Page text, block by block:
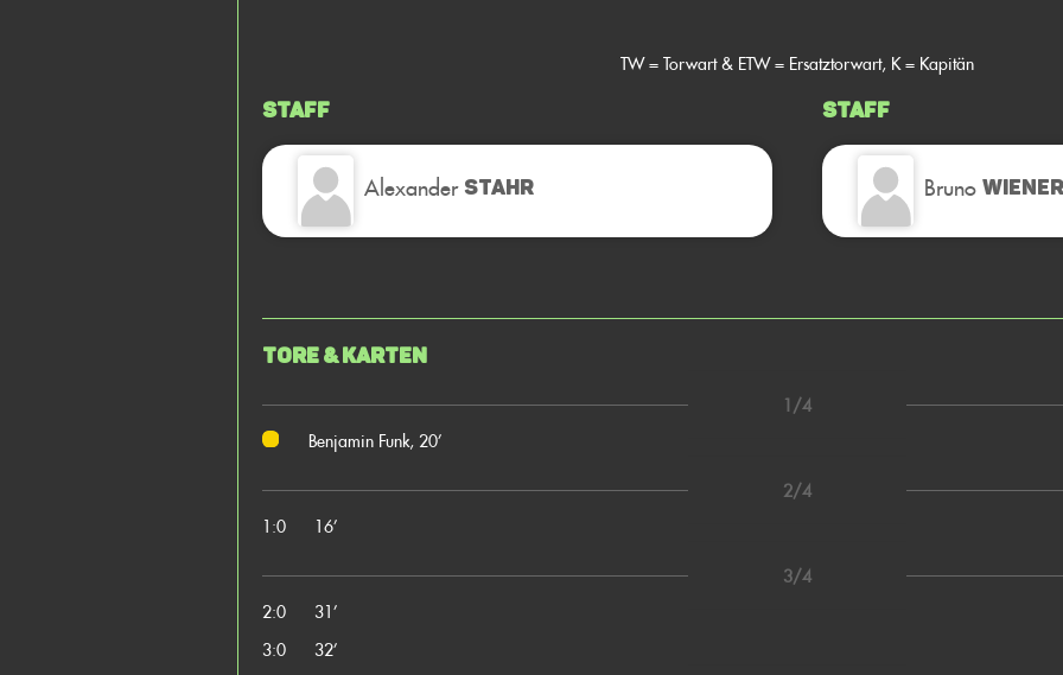
TW = Torwart & ETW = Ersatztorwart, K = Kapitän
Staff
Alexander STAHR
Staff
Bruno
Tore & Karten
1/4
Benjamin Funk, 20’
2/4
1:0
16’
3/4
2:0
31’
3:0
32’